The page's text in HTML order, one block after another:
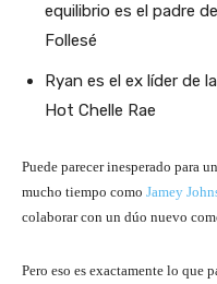
equilibrio es el padre
Follesé
Ryan es el ex líder de
Hot Chelle Rae
Puede parecer inesperado para
mucho tiempo como Jamey
colaborar con un dúo nuevo
Pero eso es exactamente lo que